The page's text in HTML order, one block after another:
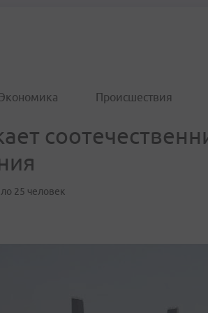
Экономика Происшествия
25 человек